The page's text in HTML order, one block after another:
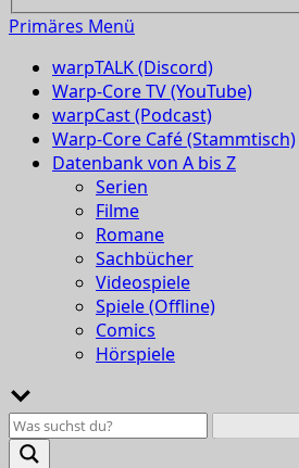
Primäres Menü
warpTALK (Discord)
Warp-Core TV (YouTube)
warpCast (Podcast)
Warp-Core Café (Stammtisch)
Datenbank von A bis Z
Serien
Filme
Romane
Sachbücher
Videospiele
Spiele (Offline)
Comics
Hörspiele